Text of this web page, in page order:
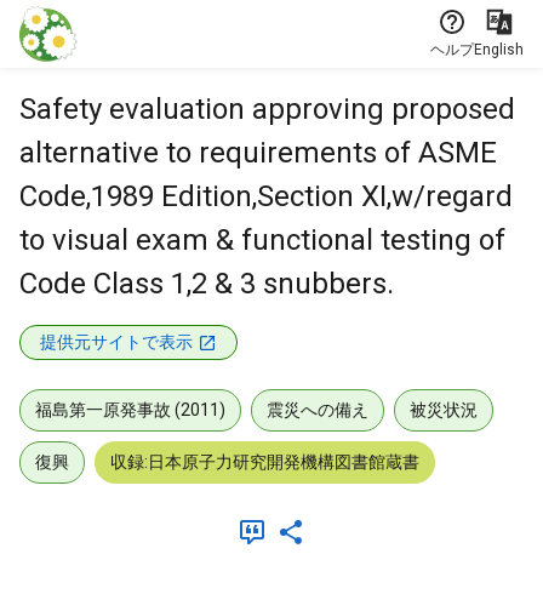
本文に飛ぶ
ヘルプEnglish
Safety evaluation approving proposed
alternative to requirements of ASME
Code,1989 Edition,Section XI,w/regard
to visual exam & functional testing of
Code Class 1,2 & 3 snubbers.
提供元サイトで表示
福島第一原発事故 (2011) 震災への備え 被災状況
復興 収録:日本原子力研究開発機構図書館蔵書